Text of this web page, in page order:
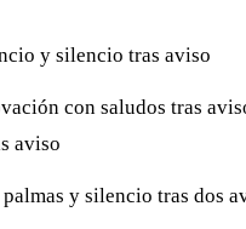
y silencio tras aviso
con saludos tras
aviso
palmas y silencio tras dos